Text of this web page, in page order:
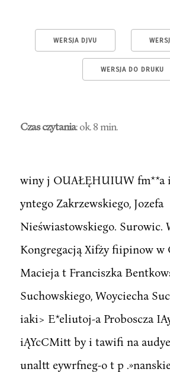
WERSJA DJVU
WERSJA DO DRUKU
Czas czytania: ok. 8 min.
winy j OUAŁĘHUIUW fm**a
yntego Zakrzewskiego, Jozefa
Nieświastowskiego. Surowic.
Kongregacją Xifży fiipinow w
Macieja t Franciszka
Suchowskiego, Woyciecha
iaki> E*eliutoj-a Proboscza
iĄYcCMitt by i tawifi na
unaltt eywrfneg-o t p